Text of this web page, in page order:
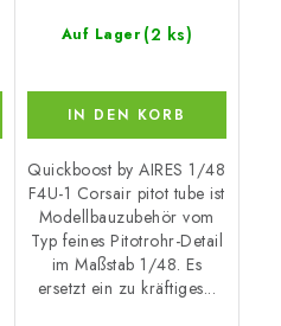
Auf Lager (2 ks)
IN DEN KORB
Quickboost by AIRES 1/48
F4U-1 Corsair pitot tube ist
Modellbauzubehör vom
Typ feines Pitotrohr-Detail
im Maßstab 1/48. Es
ersetzt ein zu kräftiges...